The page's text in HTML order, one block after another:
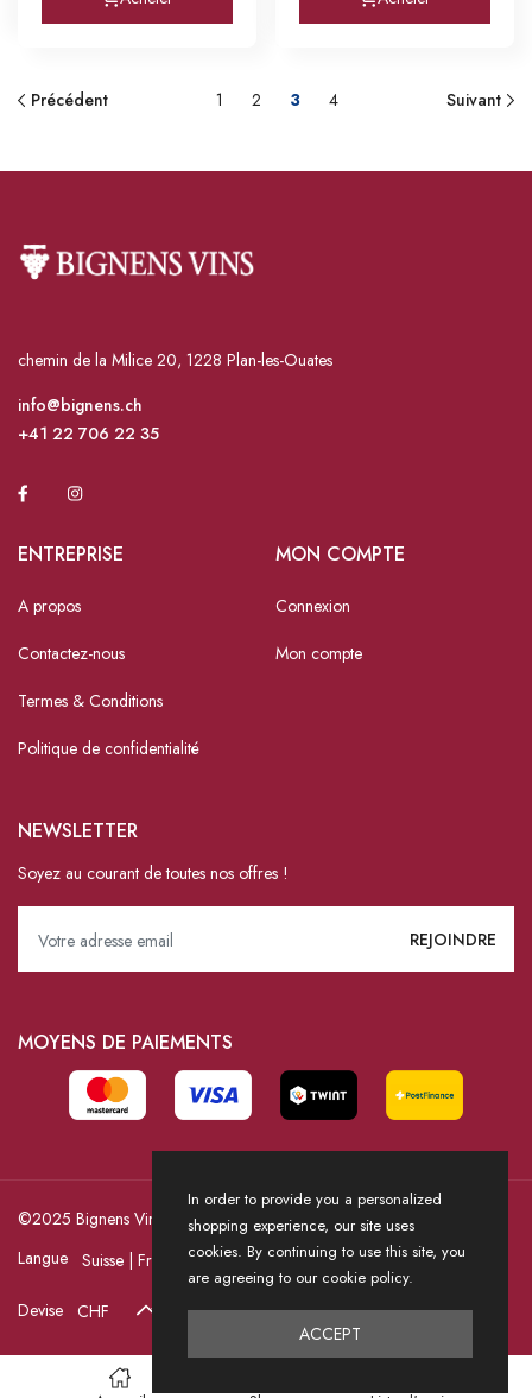
Précédent 1 2 3 4 Suivant
chemin de la Milice 20, 1228 Plan-les-Ouates
info@bignens.ch
+41 22 706 22 35
ENTREPRISE
A propos
Contactez-nous
Termes & Conditions
Politique de confidentialité
MON COMPTE
Connexion
Mon compte
NEWSLETTER
Soyez au courant de toutes nos offres !
MOYENS DE PAIEMENTS
©2025 Bignens Vins / Powered by HICASS
Langue
Devise
In order to provide you a personalized
shopping experience, our site uses
cookies. By continuing to use this site, you
are agreeing to our cookie policy.
ACCEPT